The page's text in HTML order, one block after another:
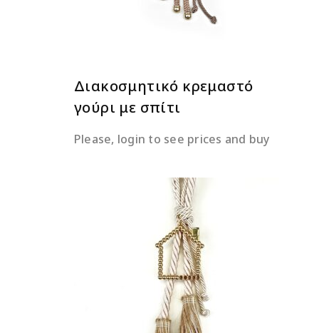
Διακοσμητικό κρεμαστό
γούρι με σπίτι
Please, login to see prices and buy
ΔΙΑΒΆΣΤΕ ΠΕΡΙΣΣΌΤΕΡΑ